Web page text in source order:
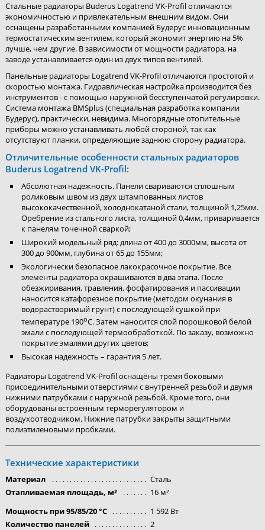
Стальные радиаторы Buderus Logatrend VK-Profil отличаются
экономичностью и привлекательным внешним видом. Они
оснащены разработанными компанией Будерус инновационным
термостатическим вентилем, который экономит энергию на 5%
лучше, чем другие. В зависимости от мощности радиатора, на
заводе устанавливается один из двух типов вентилей.
Панельные радиаторы Logatrend VK-Profil отличаются простотой и
скоростью монтажа. Гидравлическая настройка производится без
инструментов - с помощью наружной бесступенчатой регулировки.
Система монтажа BMSplus (специальная разработка компании
Будерус), практически, невидима. Многорядные отопительные
приборы можно устанавливать любой стороной, так как
отсутствуют планки, определяющие заднюю сторону радиатора.
Отличительные особенности стальных радиаторов
Buderus Logatrend VK-Profil:
Абсолютная надежность. Панели свариваются сплошным
роликовым швом из двух штампованных листов
высококачественной, холоднокатаной стали, толщиной 1,25мм.
Оребрение из стального листа, толщиной 0,4мм, приваривается
к панелям точечной сваркой;
Широкий модельный ряд: длина от 400 до 3000мм, высота от
300 до 900мм, глубина от 65 до 155мм;
Экологически безопасное лакокрасочное покрытие. Все
элементы радиатора окрашиваются в два этапа. После
обезжиривания, травления, фосфатирования и пассивации
наносится катафорезное покрытие (методом окунания в
водорастворимый грунт) с последующей сушкой при
температуре 190оС. Затем наносится слой порошковой белой
эмали с последующей термообработкой. По заказу, возможно
покрытие эмалями других цветов;
Высокая надежность – гарантия 5 лет.
Радиаторы Logatrend VK-Profil оснащёны тремя боковыми
присоединительными отверстиями с внутренней резьбой и двумя
нижними патрубками с наружной резьбой. Кроме того, они
оборудованы встроенным терморегулятором и
воздухоотводчиком. Нижние патрубки закрыты защитными
полиэтиленовыми пробками.
Технические характеристики
Материал
Сталь
Отапливаемая площадь, м²
16 м²
Мощность при 95/85/20 °C
1 592 Вт
Количество панелей
2